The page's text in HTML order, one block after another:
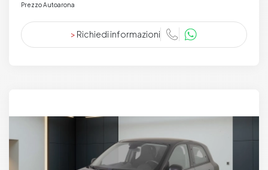
Prezzo Autoarona
> Richiedi informazioni